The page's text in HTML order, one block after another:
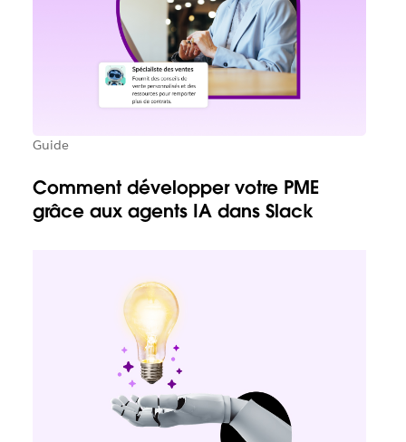
Guide
Comment développer votre PME
grâce aux agents IA dans Slack